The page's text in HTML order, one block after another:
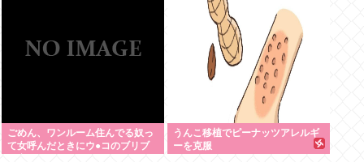
ごめん、ワンルーム住んでる奴っ
て女呼んだときにウ●コのブリブ
うんこ移植でピーナッツアレルギ
ーを克服